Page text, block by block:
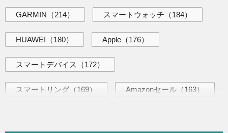
GARMIN （214） スマートウォッチ （184）
HUAWEI （180） Apple （176）
スマートデバイス （172）
スマートリング （169） Amazonセール （163）